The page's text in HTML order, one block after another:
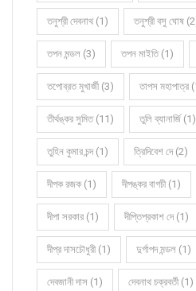
তনুশ্রী দেবনাথ (1) তনুশ্রী বসু ঘোষ
তপন মন্ডল (3) তপন মাইতি (1)
তপোব্রত মুখার্জী (3) তাপস মহাপাত্র
তীর্থঙ্কর সুমিত (11) তুলি ব্যানার্জি (1)
তুহিন কুমার চন্দ (1) ত্রিদিবেশ দে (2)
দীপক রজক (1) দীপঙ্কর বাগচী (1)
দীপা সরকার (1) দীপ্তিপ্রকাশ দে (1)
দীপ্র দাসচৌধুরী (1) দুর্গাপদ মন্ডল (1)
দেবজানী দাস (1) দেবনাথ চক্রবর্তী (1)